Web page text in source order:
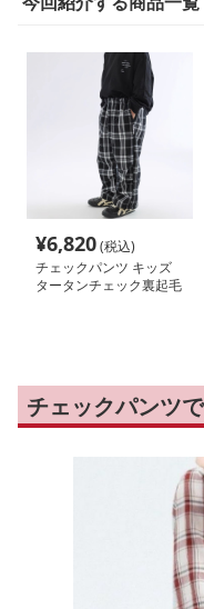
¥6,820(税込)
チェックパンツ キッズ
タータンチェック裏起毛
チェックパンツ